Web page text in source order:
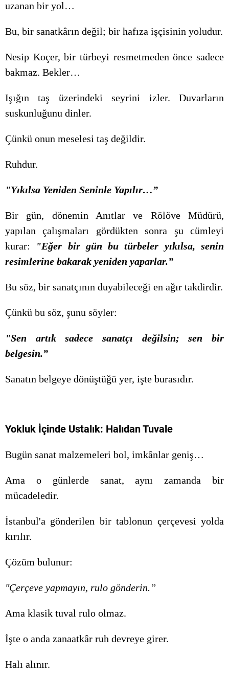
uzanan bir yol…
Bu, bir sanatkârın değil; bir hafıza işçisinin yoludur.
Nesip Koçer, bir türbeyi resmetmeden önce sadece
bakmaz. Bekler…
Işığın taş üzerindeki seyrini izler. Duvarların
suskunluğunu dinler.
Çünkü onun meselesi taş değildir.
Ruhdur.
"Yıkılsa Yeniden Seninle Yapılır…”
Bir gün, dönemin Anıtlar ve Rölöve Müdürü,
yapılan çalışmaları gördükten sonra şu cümleyi
kurar:
"Eğer bir gün bu türbeler yıkılsa, senin
resimlerine bakarak yeniden yaparlar.”
Bu söz, bir sanatçının duyabileceği en ağır takdirdir.
Çünkü bu söz, şunu söyler:
"Sen artık sadece sanatçı değilsin; sen bir
belgesin.”
Sanatın belgeye dönüştüğü yer, işte burasıdır.
Yokluk İçinde Ustalık: Halıdan Tuvale
Bugün sanat malzemeleri bol, imkânlar geniş…
Ama o günlerde sanat, aynı zamanda bir
mücadeledir.
İstanbul'a gönderilen bir tablonun çerçevesi yolda
kırılır.
Çözüm bulunur:
"Çerçeve yapmayın, rulo gönderin.”
Ama klasik tuval rulo olmaz.
İşte o anda zanaatkâr ruh devreye girer.
Halı alınır.